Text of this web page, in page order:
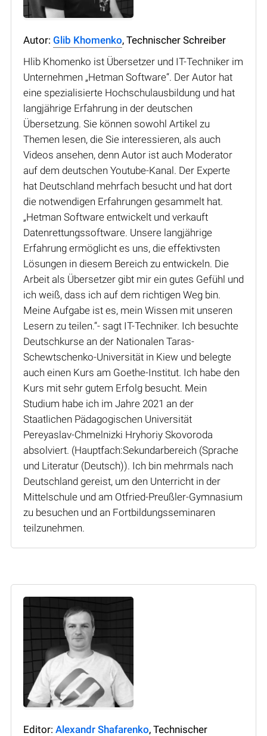
Autor: Glib Khomenko, Technischer Schreiber
Hlib Khomenko ist Übersetzer und IT-Techniker im
Unternehmen „Hetman Software“. Der Autor hat
eine spezialisierte Hochschulausbildung und hat
langjährige Erfahrung in der deutschen
Übersetzung. Sie können sowohl Artikel zu
Themen lesen, die Sie interessieren, als auch
Videos ansehen, denn Autor ist auch Moderator
auf dem deutschen Youtube-Kanal. Der Experte
hat Deutschland mehrfach besucht und hat dort
die notwendigen Erfahrungen gesammelt hat.
„Hetman Software entwickelt und verkauft
Datenrettungssoftware. Unsere langjährige
Erfahrung ermöglicht es uns, die effektivsten
Lösungen in diesem Bereich zu entwickeln. Die
Arbeit als Übersetzer gibt mir ein gutes Gefühl und
ich weiß, dass ich auf dem richtigen Weg bin.
Meine Aufgabe ist es, mein Wissen mit unseren
Lesern zu teilen.“- sagt IT-Techniker. Ich besuchte
Deutschkurse an der Nationalen Taras-
Schewtschenko-Universität in Kiew und belegte
auch einen Kurs am Goethe-Institut. Ich habe den
Kurs mit sehr gutem Erfolg besucht. Mein
Studium habe ich im Jahre 2021 an der
Staatlichen Pädagogischen Universität
Pereyaslav-Chmelnizki Hryhoriy Skovoroda
absolviert. (Hauptfach:Sekundarbereich (Sprache
und Literatur (Deutsch)). Ich bin mehrmals nach
Deutschland gereist, um den Unterricht in der
Mittelschule und am Otfried-Preußler-Gymnasium
zu besuchen und an Fortbildungsseminaren
teilzunehmen.
Editor: Alexandr Shafarenko, Technischer